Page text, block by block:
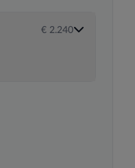
€ 2.240